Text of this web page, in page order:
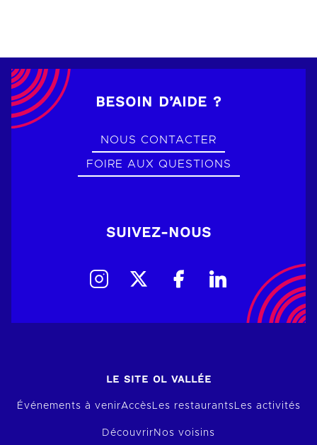
BESOIN D’AIDE ?
NOUS CONTACTER
FOIRE AUX QUESTIONS
SUIVEZ-NOUS
LE SITE OL VALLÉE
Événements à venirAccèsLes restaurantsLes activités
Découvrir Nos voisins